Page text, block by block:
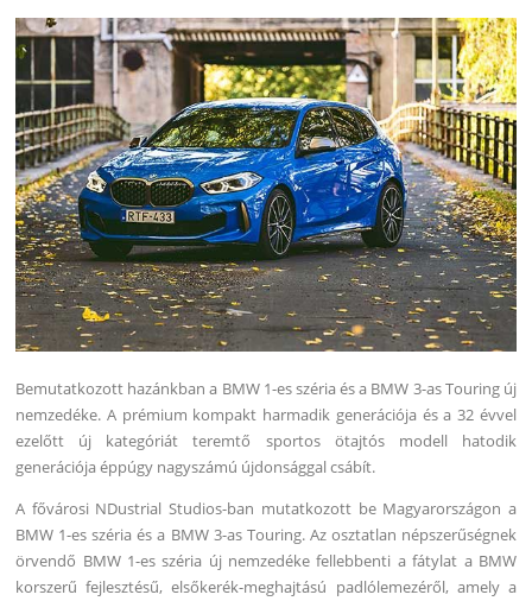
Bemutatkozott hazánkban a BMW 1-es széria és a BMW 3-as Touring új
nemzedéke. A prémium kompakt harmadik generációja és a 32 évvel
ezelőtt új kategóriát teremtő sportos ötajtós modell hatodik
generációja éppúgy nagyszámú újdonsággal csábít.
A fővárosi NDustrial Studios-ban mutatkozott be Magyarországon a
BMW 1-es széria és a BMW 3-as Touring. Az osztatlan népszerűségnek
örvendő BMW 1-es széria új nemzedéke fellebbenti a fátylat a BMW
korszerű fejlesztésű, elsőkerék-meghajtású padlólemezéről, amely a